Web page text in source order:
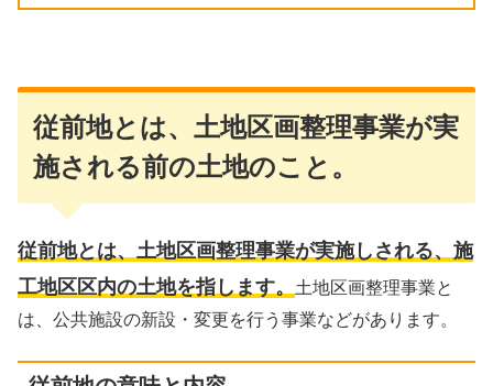
従前地とは、土地区画整理事業が実
施される前の土地のこと。
従前地とは、土地区画整理事業が実施しされる、施
工地区区内の土地を指します。
土地区画整理事業と
は、公共施設の新設・変更を行う事業などがあります。